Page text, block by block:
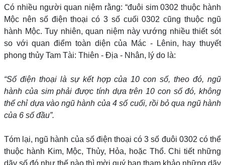
Có nhiều người quan niệm rằng: “đuôi sim 0302 thuộc hành
Mộc nên số điện thoại có 3 số cuối 0302 cũng thuộc ngũ
hành Mộc. Tuy nhiên, quan niệm này vướng nhiều thiết sót
so với quan điểm toàn diện của Mác - Lênin, hay thuyết
phong thủy Tam Tài: Thiên - Địa - Nhân, lý do là:
“Số điện thoại là sự kết hợp của 10 con số, theo đó, ngũ
hành của sim phải được tính dựa trên 10 con số đó, không
thể chỉ dựa vào ngũ hành của 4 số cuối, rồi bỏ qua ngũ hành
của 6 số đầu”.
Tóm lại, ngũ hành của số điện thoại có 3 số đuôi 0302 có thể
thuộc hành Kim, Mộc, Thủy, Hỏa, hoặc Thổ. Chi tiết những
dãy số đó như thế nào thì mời quý bạn tham khảo những dãy